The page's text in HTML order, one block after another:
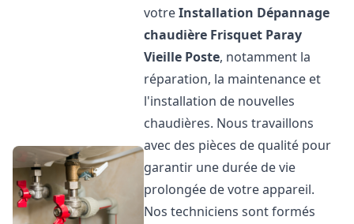
votreInstallation Dépannage
chaudière Frisquet Paray
Vieille Poste, notamment la
réparation, la maintenance et
l'installation de nouvelles
chaudières. Nous travaillons
avec des pièces de qualité pour
garantir une durée de vie
prolongée de votre appareil.
Nos techniciens sont formés